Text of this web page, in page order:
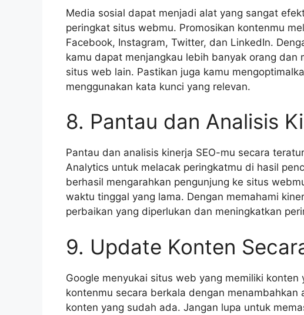
Media sosial dapat menjadi alat yang sangat
peringkat situs webmu. Promosikan kontenmu
Facebook, Instagram, Twitter, dan LinkedIn.
kamu dapat menjangkau lebih banyak orang
situs web lain. Pastikan juga kamu
menggunakan kata kunci yang relevan.
8. Pantau dan Analisis
Pantau dan analisis kinerja SEO-mu secara
Analytics untuk melacak peringkatmu di hasil
berhasil mengarahkan pengunjung ke situs
waktu tinggal yang lama. Dengan memahami
perbaikan yang diperlukan dan meningkatkan
9. Update Konten
Google menyukai situs web yang memiliki
kontenmu secara berkala dengan
konten yang sudah ada. Jangan lupa untuk